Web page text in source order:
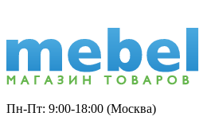
Пн-Пт: 9:00-18:00 (Москва)